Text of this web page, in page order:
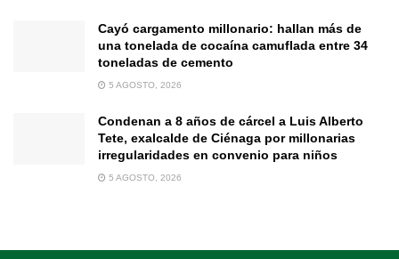
Cayó cargamento millonario: hallan más de
una tonelada de cocaína camuflada entre 34
toneladas de cemento
5 AGOSTO, 2026
Condenan a 8 años de cárcel a Luis Alberto
Tete, exalcalde de Ciénaga por millonarias
irregularidades en convenio para niños
5 AGOSTO, 2026